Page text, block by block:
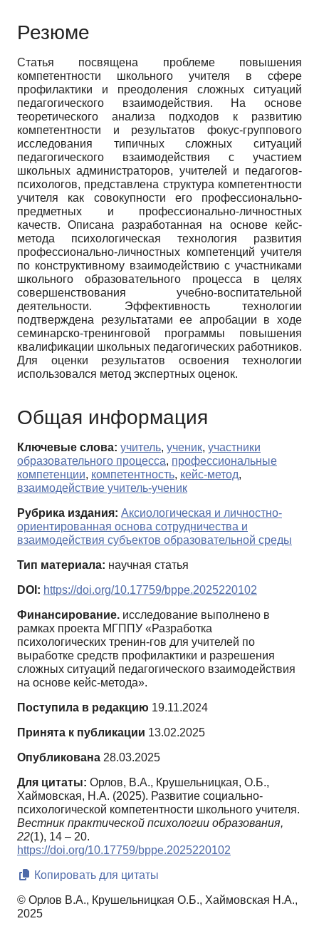
Резюме
Статья посвящена проблеме повышения
компетентности школьного учителя в сфере
профилактики и преодоления сложных ситуаций
педагогического взаимодействия. На основе
теоретического анализа подходов к развитию
компетентности и результатов фокус-группового
исследования типичных сложных ситуаций
педагогического взаимодействия с участием
школьных администраторов, учителей и педагогов-
психологов, представлена структура компетентности
учителя как совокупности его профессионально-
предметных и профессионально-личностных
качеств. Описана разработанная на основе кейс-
метода психологическая технология развития
профессионально-личностных компетенций учителя
по конструктивному взаимодействию с участниками
школьного образовательного процесса в целях
совершенствования учебно-воспитательной
деятельности. Эффективность технологии
подтверждена результатами ее апробации в ходе
семинарско-тренинговой программы повышения
квалификации школьных педагогических работников.
Для оценки результатов освоения технологии
использовался метод экспертных оценок.
Общая информация
Ключевые слова: учитель, ученик, участники
образовательного процесса, профессиональные
компетенции, компетентность, кейс-метод,
взаимодействие учитель-ученик
Рубрика издания: Аксиологическая и личностно-
ориентированная основа сотрудничества и
взаимодействия субъектов образовательной среды
Тип материала: научная статья
DOI: https://doi.org/10.17759/bppe.2025220102
Финансирование. исследование выполнено в
рамках проекта МГППУ «Разработка
психологических тренин-гов для учителей по
выработке средств профилактики и разрешения
сложных ситуаций педагогического взаимодействия
на основе кейс-метода».
Поступила в редакцию 19.11.2024
Принята к публикации 13.02.2025
Опубликована 28.03.2025
Для цитаты: Орлов, В.А., Крушельницкая, О.Б.,
Хаймовская, Н.А. (2025). Развитие социально-
психологической компетентности школьного учителя.
Вестник практической психологии образования,
22(1), 14 – 20.
https://doi.org/10.17759/bppe.2025220102
Копировать для цитаты
© Орлов В.А., Крушельницкая О.Б., Хаймовская Н.А.,
2025